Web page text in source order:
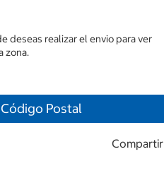
deseas realizar el envio para ver
zona.
Postal
Compartir